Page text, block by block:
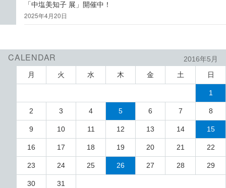
「中塩美知子 展」開催中！
2025年4月20日
CALENDAR 2016年5月
月 火 水 木 金 土 日
1
2 3 4 5 6 7 8
9 10 11 12 13 14 15
16 17 18 19 20 21 22
23 24 25 26 27 28 29
30 31